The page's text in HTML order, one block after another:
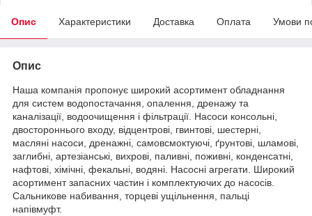
Опис Характеристики Доставка Оплата Умови
Опис
Наша компанія пропонує широкий асортимент обладнання
для систем водопостачання, опалення, дренажу та
каналізації, водоочищення і фільтрації. Насоси консольні,
двостороннього входу, відцентрові, гвинтові, шестерні,
масляні насоси, дренажні, самовсмоктуючі, ґрунтові, шламові,
заглибні, артезіанські, вихрові, паливні, поживні, конденсатні,
нафтові, хімічні, фекальні, водяні. Насосні агрегати. Широкий
асортимент запасних частин і комплектуючих до насосів.
Сальникове набивання, торцеві ущільнення, пальці
напівмуфт.